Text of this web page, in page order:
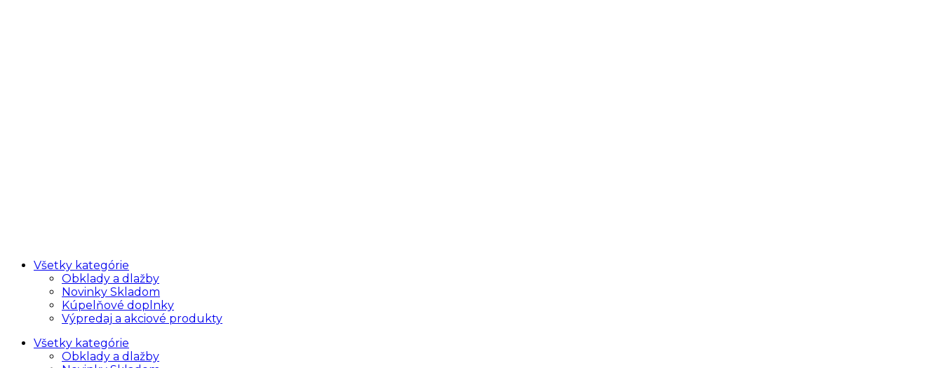
Všetky kategórie
Obklady a dlažby
Novinky Skladom
Kúpelňové doplnky
Výpredaj a akciové produkty
Všetky kategórie
Obklady a dlažby